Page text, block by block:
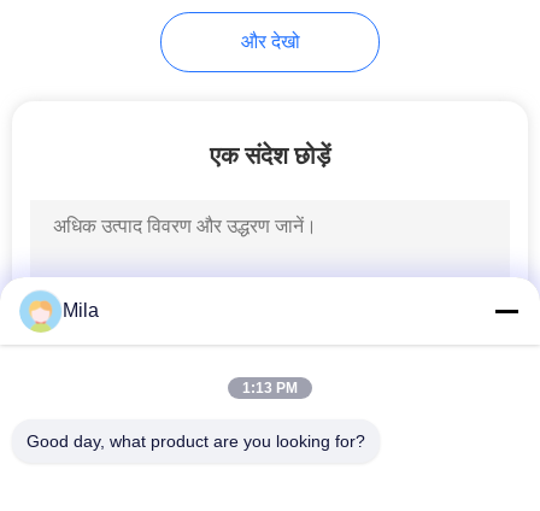
हाइड्रोलिक मरम्मत किट
हाइड्रोलिक ओवरफ्लो
10
और देखो
एक संदेश छोड़ें
Mila
1:13 PM
Good day, what product are you looking for?